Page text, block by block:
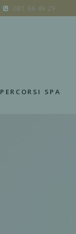
081 66 49 29
PERCORSI SPA